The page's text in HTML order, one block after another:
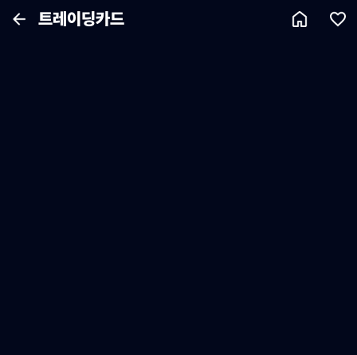
트레이딩카드